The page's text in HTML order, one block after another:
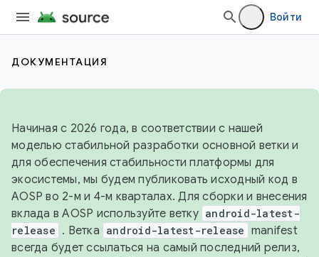
Войти
ДОКУМЕНТАЦИЯ
Начиная с 2026 года, в соответствии с нашей
моделью стабильной разработки основной ветки и
для обеспечения стабильности платформы для
экосистемы, мы будем публиковать исходный код в
AOSP во 2-м и 4-м кварталах. Для сборки и внесения
вклада в AOSP используйте ветку android-latest-
release . Ветка android-latest-release manifest
всегда будет ссылаться на самый последний релиз,